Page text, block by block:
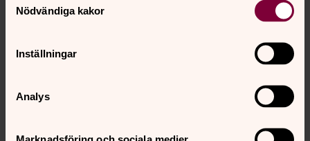
Nödvändiga kakor
Inställningar
Analys
Marknadsföring och sociala medier
Här finns information till dig som vill konfirmeras under
är öppen för dig som är född 2012.
för marknadsföring.